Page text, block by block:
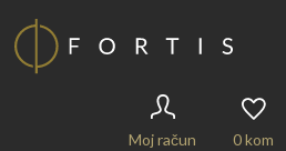
Moj račun 0kom